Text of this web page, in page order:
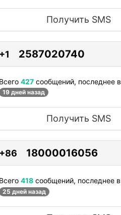
Получить SMS
2587020740
427 сообщений, последнее в
19 дней назад
Получить SMS
18000016056
418 сообщений, последнее в
25 дней назад